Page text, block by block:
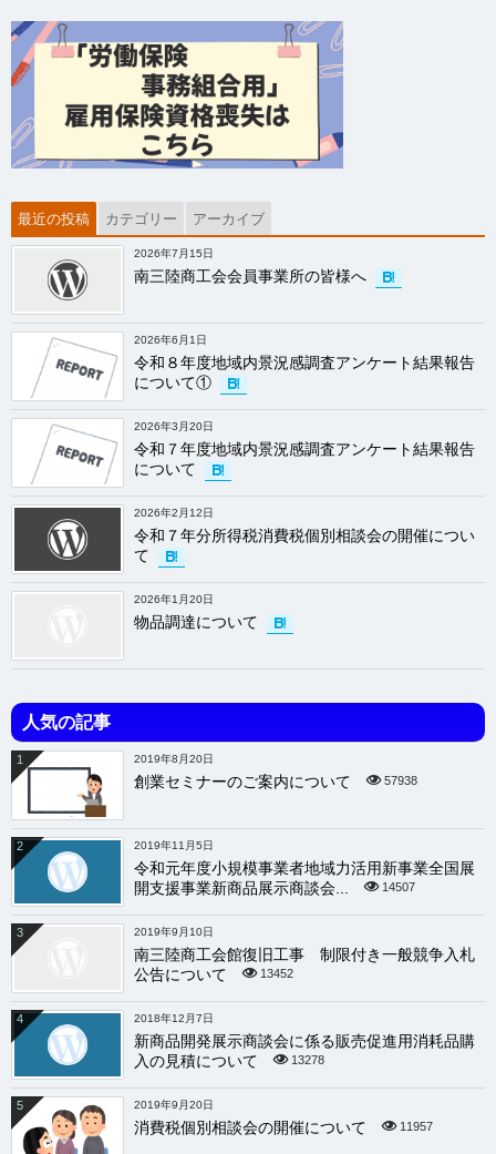
最近の投稿 カテゴリー アーカイブ
2026年7月15日
南三陸商工会会員事業所の皆様へ
2026年6月1日
令和８年度地域内景況感調査アンケート結果報告
について①
2026年3月20日
令和７年度地域内景況感調査アンケート結果報告
について
2026年2月12日
令和７年分所得税消費税個別相談会の開催につい
て
2026年1月20日
物品調達について
人気の記事
2019年8月20日
創業セミナーのご案内について 57938
1
2019年11月5日
令和元年度小規模事業者地域力活用新事業全国展
開支援事業新商品展示商談会...
14507
2
2019年9月10日
南三陸商工会館復旧工事 制限付き一般競争入札
公告について
13452
3
2018年12月7日
新商品開発展示商談会に係る販売促進用消耗品購
入の見積について
13278
4
2019年9月20日
消費税個別相談会の開催について 11957
5